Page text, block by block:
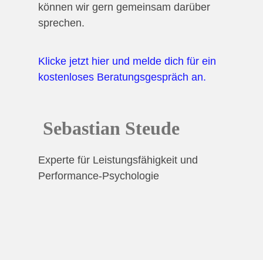
können wir gern gemeinsam darüber
sprechen.
Klicke jetzt hier und melde dich für ein
kostenloses Beratungsgespräch an.
Sebastian Steude
Experte für Leistungsfähigkeit und
Performance-Psychologie